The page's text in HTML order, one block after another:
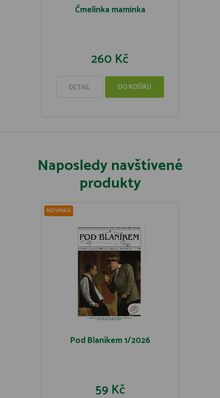
Čmelinka maminka
260 Kč
DETAIL DO KOŠÍKU
Naposledy navštívené
produkty
NOVINKA
Pod Blaníkem 1/2026
59 Kč